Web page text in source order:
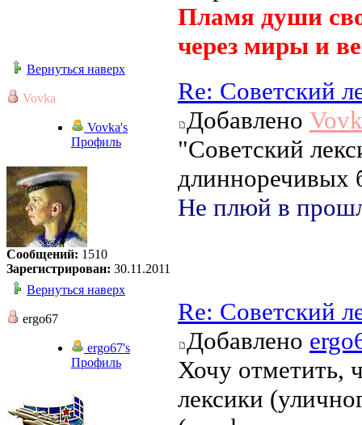
Пламя души
через миры и
Вернуться наверх
Vovka
Vovka's
Профиль
Сообщений: 1510
Зарегистрирован: 30.11.2011
Re: Советский
Добавлено
"Советский
длинноречивых
Не плюй в
Вернуться наверх
ergo67
ergo67's
Профиль
Re: Советский
Добавлено
Хочу отметить,
лексики